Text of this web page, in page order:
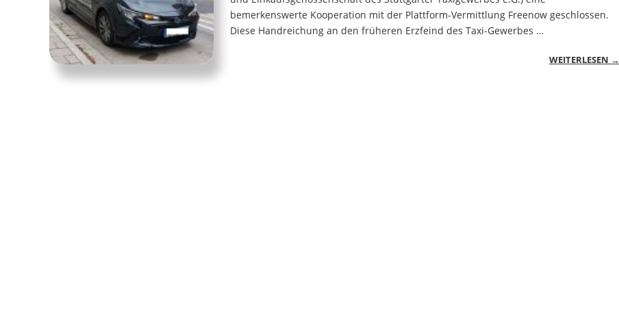
bemerkenswerte Kooperation mit der Plattform-Vermittlung Freenow geschlossen.
Diese Handreichung an den früheren Erzfeind des Taxi-Gewerbes …
WEITERLESEN →